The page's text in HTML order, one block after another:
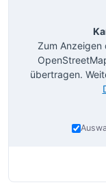
Zum Anzeigen
übertragen.